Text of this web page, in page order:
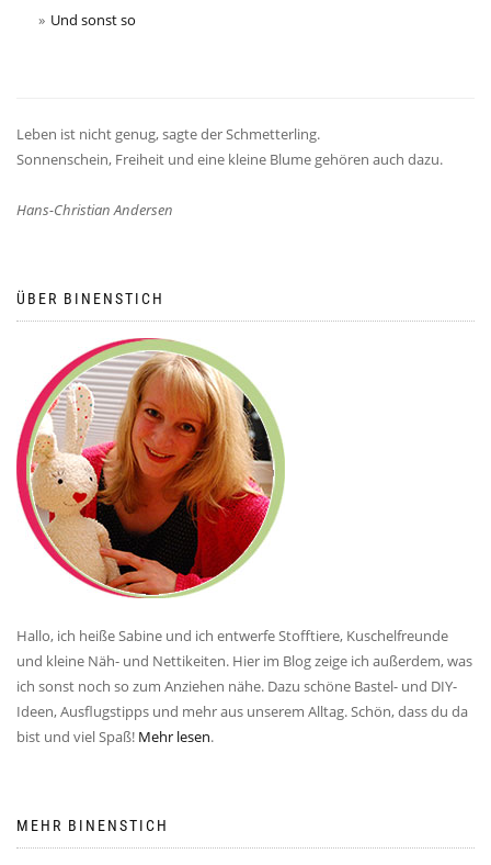
Und sonst so
Leben ist nicht genug, sagte der Schmetterling.
Sonnenschein, Freiheit und eine kleine Blume gehören auch dazu.
Hans-Christian Andersen
ÜBER BINENSTICH
Hallo, ich heiße Sabine und ich entwerfe Stofftiere, Kuschelfreunde
und kleine Näh- und Nettikeiten. Hier im Blog zeige ich außerdem, was
ich sonst noch so zum Anziehen nähe. Dazu schöne Bastel- und DIY-
Ideen, Ausflugstipps und mehr aus unserem Alltag. Schön, dass du da
bist und viel Spaß! Mehr lesen.
MEHR BINENSTICH